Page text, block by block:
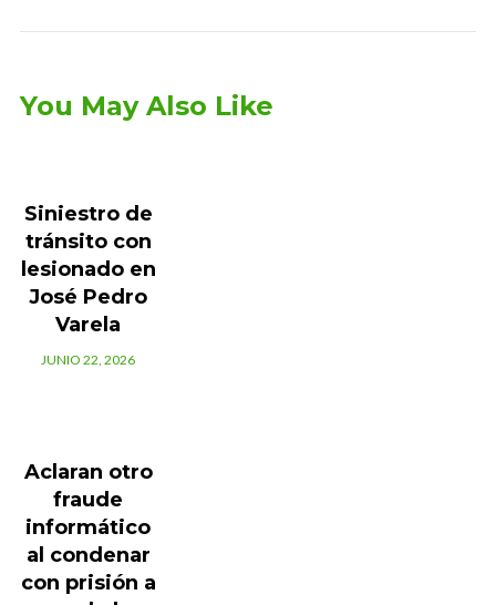
You May Also Like
Siniestro de
tránsito con
lesionado en
José Pedro
Varela
JUNIO 22, 2026
Aclaran otro
fraude
informático
al condenar
con prisión a